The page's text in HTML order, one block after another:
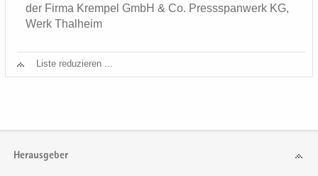
der Firma Krem­pel GmbH & Co. Press­span­werk KG,
Werk Thal­heim
Liste re­du­zie­ren ...
Herausgeber